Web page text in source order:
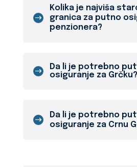
Kolika je najviša
granica za putno
penzionera?
Da li je potrebno
osiguranje za Grčku?
Da li je potrebno
osiguranje za Crnu